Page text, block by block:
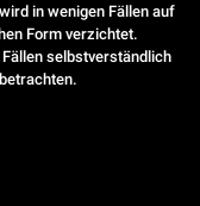
in wenigen Fällen auf
Form verzichtet.
selbstverständlich